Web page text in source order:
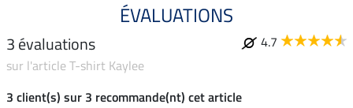
ÉVALUATIONS
3 évaluations
4.7
sur l'article T-shirt Kaylee
3 client(s) sur 3 recommande(nt) cet article